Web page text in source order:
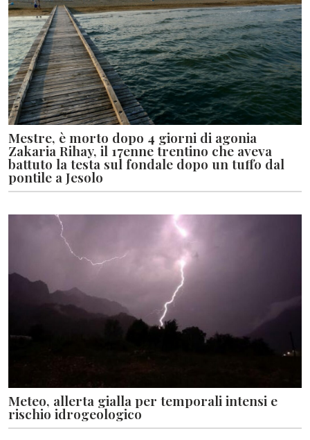
Mestre, è morto dopo 4 giorni di agonia
Zakaria Rihay, il 17enne trentino che aveva
battuto la testa sul fondale dopo un tuffo dal
pontile a Jesolo
Meteo, allerta gialla per temporali intensi e
rischio idrogeologico